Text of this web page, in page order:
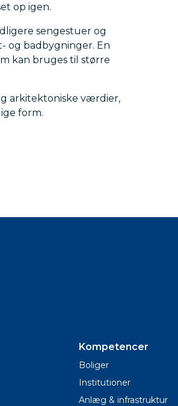
op igen.
sengestuer og
og badbygninger. En
kan bruges til større
arkitektoniske værdier,
form.
Kompetencer
Boliger
Institutioner
Anlæg & infrastruktur